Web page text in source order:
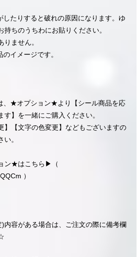
たりすると破れの原因になります。ゆ
持ちのうちわにお貼りください。
ません。
イメージです。
、★オプション★より【シール商品を応
】を一緒にご購入ください。
】【文字の色変更】などもございますの
。
ン★はこちら▶︎（
）
容がある場合は、ご注文の際に備考欄